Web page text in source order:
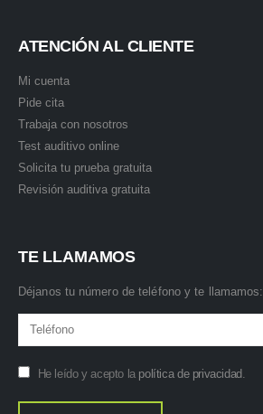
ATENCIÓN AL CLIENTE
Mi cuenta
Pide cita
Trabaja con nosotros
Test auditivo online
Solicita tu prueba gratuita
Revisión auditiva gratuita
TE LLAMAMOS
Déjanos tu número de teléfono y te llamamos:
He leído y acepto la política de privacidad.